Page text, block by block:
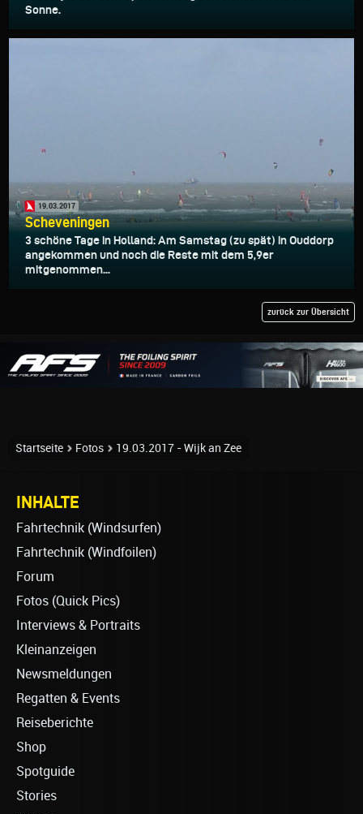
Sonne.
19.03.2017
Scheveningen
3 schöne Tage in Holland: Am Samstag (zu spät) in Ouddorp
angekommen und noch die Reste mit dem 5,9er
mitgenommen...
zurück zur Übersicht
Startseite Fotos 19.03.2017 - Wijk an Zee
INHALTE
Fahrtechnik (Windsurfen)
Fahrtechnik (Windfoilen)
Forum
Fotos (Quick Pics)
Interviews & Portraits
Kleinanzeigen
Newsmeldungen
Regatten & Events
Reiseberichte
Shop
Spotguide
Stories